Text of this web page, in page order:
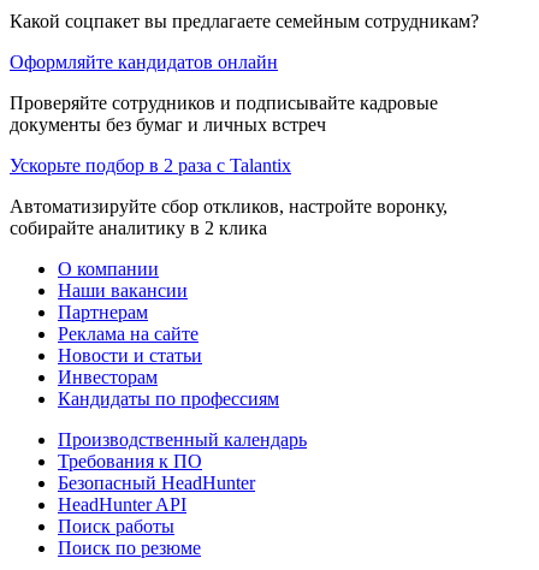
Какой соцпакет вы предлагаете семейным сотрудникам?
Оформляйте кандидатов онлайн
Проверяйте сотрудников и подписывайте кадровые
документы без бумаг и личных встреч
Ускорьте подбор в 2 раза с Talantix
Автоматизируйте сбор откликов, настройте воронку,
собирайте аналитику в 2 клика
О компании
Наши вакансии
Партнерам
Реклама на сайте
Новости и статьи
Инвесторам
Кандидаты по профессиям
Производственный календарь
Требования к ПО
Безопасный HeadHunter
HeadHunter API
Поиск работы
Поиск по резюме